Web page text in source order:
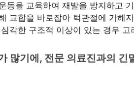
동을 교육하여 재발을 방지하고
교합을 바로잡아 턱관절에 가해
각한 구조적 이상이 있는 경우 고
많기에, 전문 의료진과의